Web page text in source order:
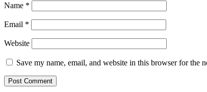
Name *
Email *
Website
Save my name, email, and website in this browser for the